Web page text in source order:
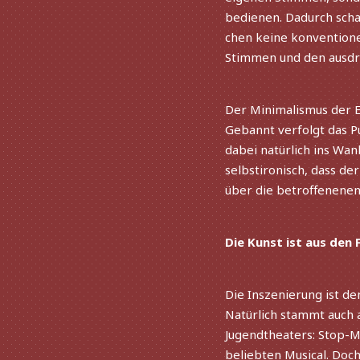
bedie­nen. Dadurch
chen keine
Stimmen und den
Der Minimalismus der
Gebannt verfolgt das
dabei natür­lich ins
selbst­iro­nisch, dass
über die
Die Kunst ist aus den
Die Inszenierung ist
Natürlich stammt auch
Jugendtheaters: Stop-
belieb­ten Musical.